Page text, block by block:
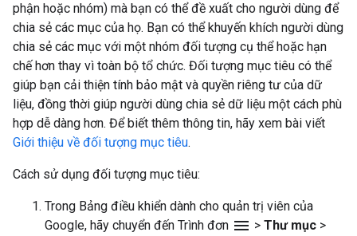
phận hoặc nhóm) mà bạn có thể đề xuất cho người dùng để
chia sẻ các mục của họ. Bạn có thể khuyến khích người dùng
chia sẻ các mục với một nhóm đối tượng cụ thể hoặc hạn
chế hơn thay vì toàn bộ tổ chức. Đối tượng mục tiêu có thể
giúp bạn cải thiện tính bảo mật và quyền riêng tư của dữ
liệu, đồng thời giúp người dùng chia sẻ dữ liệu một cách phù
hợp dễ dàng hơn. Để biết thêm thông tin, hãy xem bài viết
Giới thiệu về đối tượng mục tiêu.
Cách sử dụng đối tượng mục tiêu:
Trong Bảng điều khiển dành cho quản trị viên của
Google, hãy chuyển đến Trình đơn menu > Thư mục >